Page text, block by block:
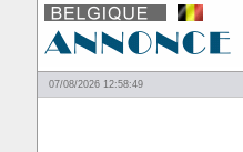
07/08/2026 12:58:49